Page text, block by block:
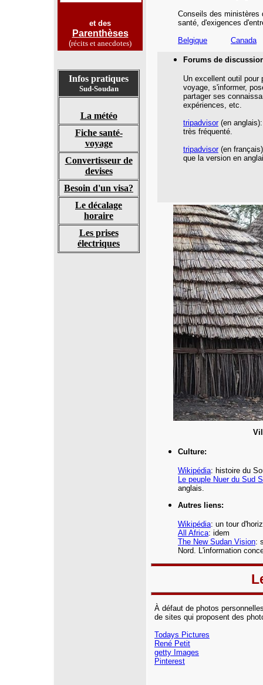
et des
Parenthèses
(récits et anecdotes)
Infos pratiques
Sud-Soudan
La météo
Fiche santé-
voyage
Convertisseur de
devises
Besoin d'un visa?
Le décalage
horaire
Les prises
électriques
Conseils des ministères
santé, d'exigences
Belgique Canada
Forums de
Un excellent outil pour
voyage, s'informer,
partager ses
expériences, etc.
tripadvisor(en
très fréquenté.
tripadvisor(en
que la version en
Culture:
Wikipédia: histoire du
Le peuple Nuer du Sud
anglais.
Autres liens:
Wikipédia: un tour
All Africa: idem
The New Sudan Vision:
Nord. L'information
À défaut de photos
de sites qui proposent des
Todays Pictures
René Petit
getty Images
Pinterest